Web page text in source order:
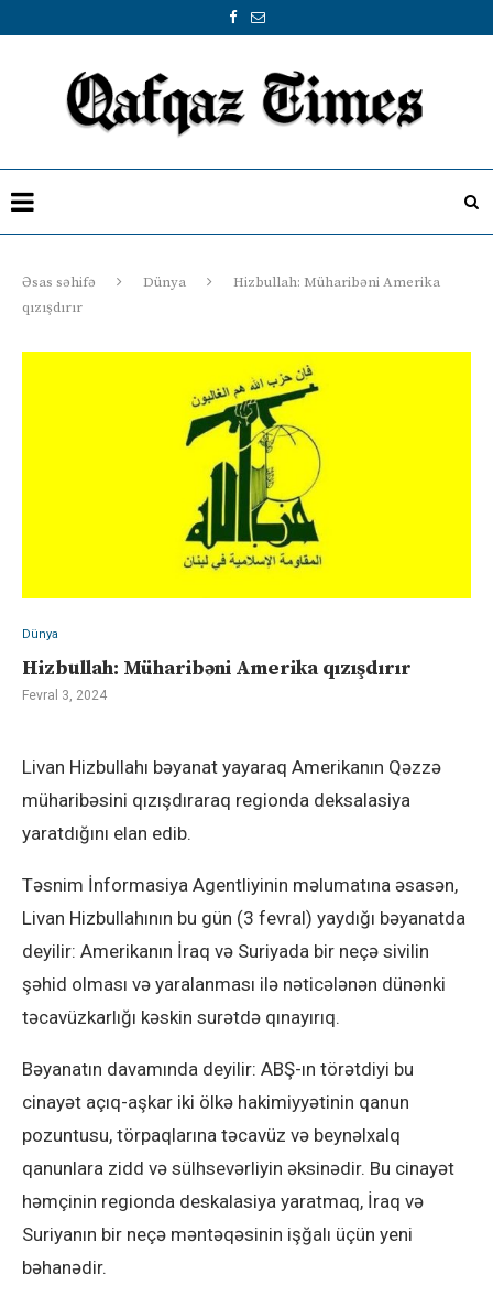
Əsas səhifə Dünya
Hizbullah: Müharibəni Amerika
qızışdırır
Dünya
Hizbullah: Müharibəni Amerika qızışdırır
Fevral 3, 2024
Livan Hizbullahı bəyanat yayaraq Amerikanın Qəzzə
müharibəsini qızışdıraraq regionda deksalasiya
yaratdığını elan edib.
Təsnim İnformasiya Agentliyinin məlumatına əsasən,
Livan Hizbullahının bu gün (3 fevral) yaydığı bəyanatda
deyilir: Amerikanın İraq və Suriyada bir neçə sivilin
şəhid olması və yaralanması ilə nəticələnən dünənki
təcavüzkarlığı kəskin surətdə qınayırıq.
Bəyanatın davamında deyilir: ABŞ-ın törətdiyi bu
cinayət açıq-aşkar iki ölkə hakimiyyətinin qanun
pozuntusu, törpaqlarına təcavüz və beynəlxalq
qanunlara zidd və sülhsevərliyin əksinədir. Bu cinayət
həmçinin regionda deskalasiya yaratmaq, İraq və
Suriyanın bir neçə məntəqəsinin işğalı üçün yeni
bəhanədir.